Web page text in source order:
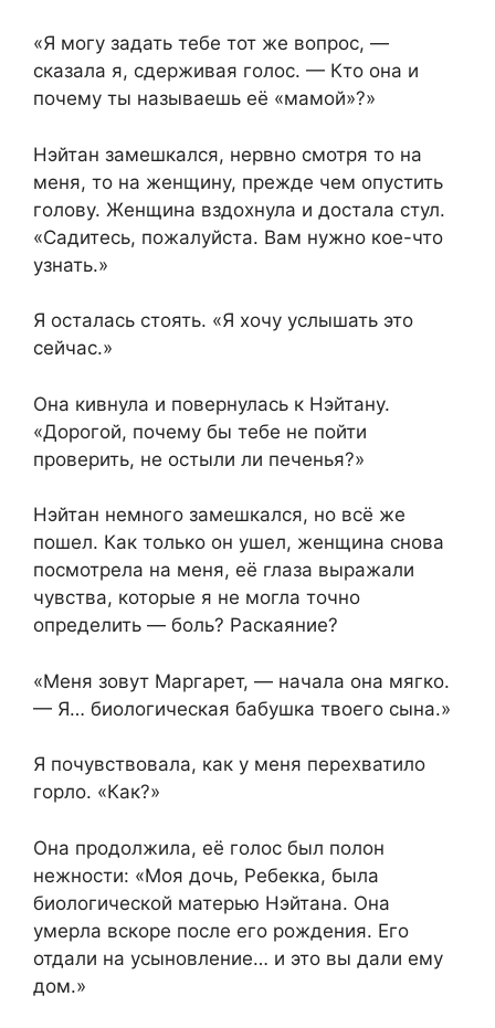
«Я могу задать тебе тот же вопрос, —
сказала я, сдерживая голос. — Кто она и
почему ты называешь её «мамой»?»
Нэйтан замешкался, нервно смотря то на
меня, то на женщину, прежде чем опустить
голову. Женщина вздохнула и достала стул.
«Садитесь, пожалуйста. Вам нужно кое-что
узнать.»
Я осталась стоять. «Я хочу услышать это
сейчас.»
Она кивнула и повернулась к Нэйтану.
«Дорогой, почему бы тебе не пойти
проверить, не остыли ли печенья?»
Нэйтан немного замешкался, но всё же
пошел. Как только он ушел, женщина снова
посмотрела на меня, её глаза выражали
чувства, которые я не могла точно
определить — боль? Раскаяние?
«Меня зовут Маргарет, — начала она мягко.
— Я… биологическая бабушка твоего сына.»
Я почувствовала, как у меня перехватило
горло. «Как?»
Она продолжила, её голос был полон
нежности: «Моя дочь, Ребекка, была
биологической матерью Нэйтана. Она
умерла вскоре после его рождения. Его
отдали на усыновление… и это вы дали ему
дом.»